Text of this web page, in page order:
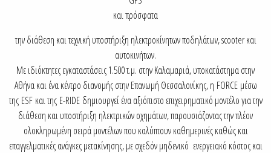
και πρόσφατα
την διάθεση και τεχνική υποστήριξη ηλεκτροκίνητων ποδηλάτων, scooter και
αυτοκινήτων.
Mε ιδιόκτητες εγκαταστάσεις 1.500 τ.μ. στην Καλαμαριά, υποκατάστημα στην
Αθήνα και ένα κέντρο διανομής στην Επανωμή Θεσσαλονίκης, η FORCE μέσω
της ESF και της E-RIDE δημιουργεί ένα αξιόπιστο επιχειρηματικό μοντέλο για την
διάθεση και υποστήριξη ηλεκτρικών οχημάτων, παρουσιάζοντας την πλέον
ολοκληρωμένη σειρά μοντέλων που καλύπτουν καθημερινές καθώς και
επαγγελματικές ανάγκες μετακίνησης, με σχεδόν μηδενικό ενεργειακό κόστος και